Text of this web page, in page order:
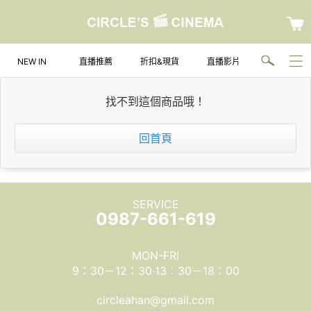
NEW IN 直播推薦 折扣&現貨 直播影片
找不到這個商品哦！
回首頁
SERVICE
0987-661-619
MON-FRI
9：30－12：30‧13：30－18：00
circleahan@gmail.com